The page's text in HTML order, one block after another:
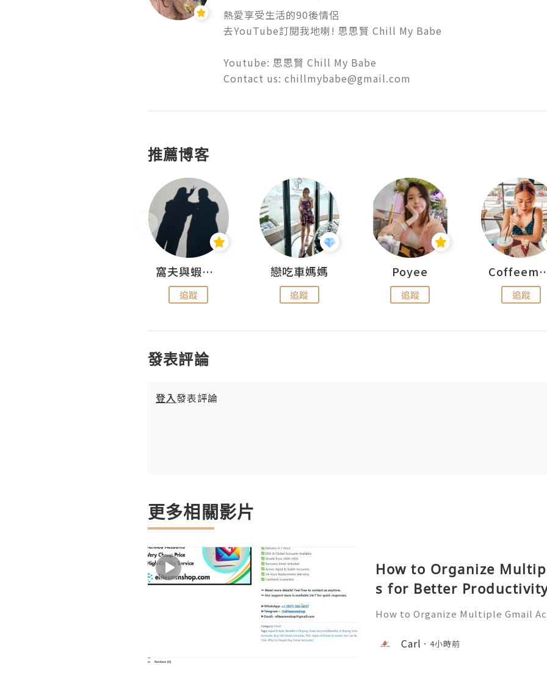
熱愛享受生活的90後情侶
去YouTube訂閱我地喇! 思思賢 Chill My Babe
Youtube: 思思賢 Chill My Babe
Contact us: chillmybabe@gmail.com
推薦博客
窩夫與蝦子餅
追蹤
戀吃車媽媽
追蹤
Poyee
追蹤 追蹤
發表評論
登入發表評論
更多相關影片
How to Organize
s for Better
How to Organize Multiple Gmail
💥 ❓ Have any questions? Feel
assistance! ➥ Our support team is
Carl 4小時前